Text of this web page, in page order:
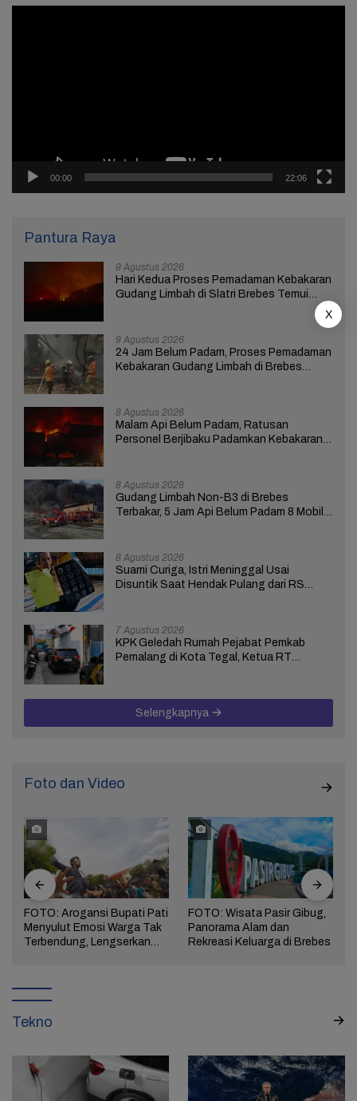
00:00 22:06
Pantura Raya
9 Agustus 2026
Hari Kedua Proses Pemadaman Kebakaran
Gudang Limbah di Slatri Brebes Temui
9 Agustus 2026
24 Jam Belum Padam, Proses Pemadaman
Kebakaran Gudang Limbah di Brebes
8 Agustus 2026
Malam Api Belum Padam, Ratusan
Personel Berjibaku Padamkan Kebakaran
8 Agustus 2026
Gudang Limbah Non-B3 di Brebes
Terbakar, 5 Jam Api Belum Padam 8 Mobil
8 Agustus 2026
Suami Curiga, Istri Meninggal Usai
Disuntik Saat Hendak Pulang dari RS
7 Agustus 2026
KPK Geledah Rumah Pejabat Pemkab
Pemalang di Kota Tegal, Ketua RT
Selengkapnya
Foto dan Video
FOTO: Arogansi Bupati Pati
Menyulut Emosi Warga Tak
Terbendung, Lengserkan
FOTO: Wisata Pasir Gibug,
Panorama Alam dan
Rekreasi Keluarga di Brebes
Tekno
X